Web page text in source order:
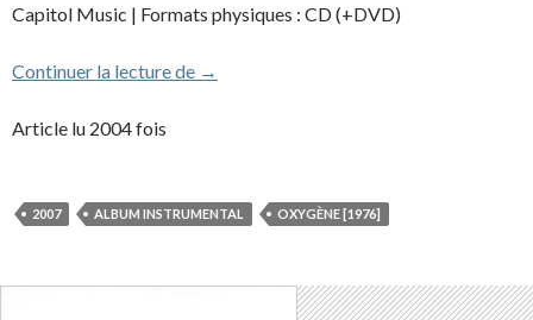
Capitol Music | Formats physiques : CD (+DVD)
Continuer la lecture de Oxygène – New master recording
→
Article lu 2004 fois
2007 ALBUM INSTRUMENTAL OXYGÈNE [1976]